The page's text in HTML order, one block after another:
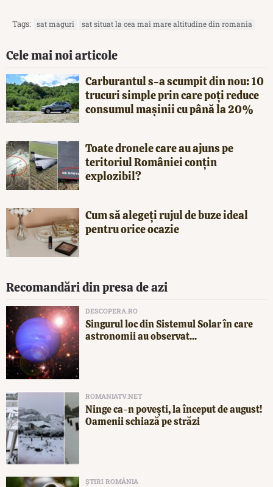
Tags: sat maguri sat situat la cea mai mare altitudine din romania
Cele mai noi articole
Carburantul s-a scumpit din nou: 10
trucuri simple prin care poți reduce
consumul mașinii cu până la 20%
Toate dronele care au ajuns pe
teritoriul României conțin
explozibil?
Cum să alegeți rujul de buze ideal
pentru orice ocazie
Recomandări din presa de azi
DESCOPERA.RO
Singurul loc din Sistemul Solar în care
astronomii au observat...
ROMANIATV.NET
Ninge ca-n povești, la început de august!
Oamenii schiază pe străzi
ȘTIRI ROMÂNIA